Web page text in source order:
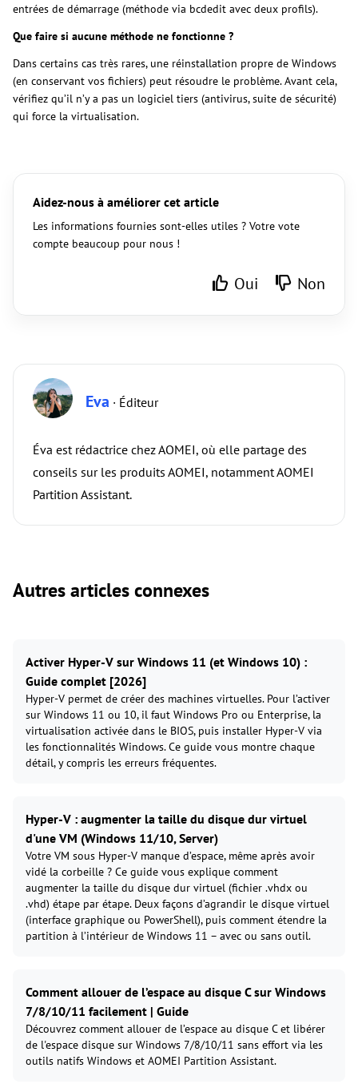
entrées de démarrage (méthode via bcdedit avec deux profils).
Que faire si aucune méthode ne fonctionne ?
Dans certains cas très rares, une réinstallation propre de Windows
(en conservant vos fichiers) peut résoudre le problème. Avant cela,
vérifiez qu’il n’y a pas un logiciel tiers (antivirus, suite de sécurité)
qui force la virtualisation.
Aidez-nous à améliorer cet article
Les informations fournies sont-elles utiles ? Votre vote
compte beaucoup pour nous !
Oui Non
Eva · Éditeur
Éva est rédactrice chez AOMEI, où elle partage des
conseils sur les produits AOMEI, notamment AOMEI
Partition Assistant.
Autres articles connexes
Activer Hyper-V sur Windows 11 (et Windows 10) :
Guide complet [2026]
Hyper-V permet de créer des machines virtuelles. Pour l’activer
sur Windows 11 ou 10, il faut Windows Pro ou Enterprise, la
virtualisation activée dans le BIOS, puis installer Hyper-V via
les fonctionnalités Windows. Ce guide vous montre chaque
détail, y compris les erreurs fréquentes.
Hyper-V : augmenter la taille du disque dur virtuel
d'une VM (Windows 11/10, Server)
Votre VM sous Hyper-V manque d’espace, même après avoir
vidé la corbeille ? Ce guide vous explique comment
augmenter la taille du disque dur virtuel (fichier .vhdx ou
.vhd) étape par étape. Deux façons d’agrandir le disque virtuel
(interface graphique ou PowerShell), puis comment étendre la
partition à l’intérieur de Windows 11 – avec ou sans outil.
Comment allouer de l’espace au disque C sur Windows
7/8/10/11 facilement | Guide
Découvrez comment allouer de l’espace au disque C et libérer
de l'espace disque sur Windows 7/8/10/11 sans effort via les
outils natifs Windows et AOMEI Partition Assistant.